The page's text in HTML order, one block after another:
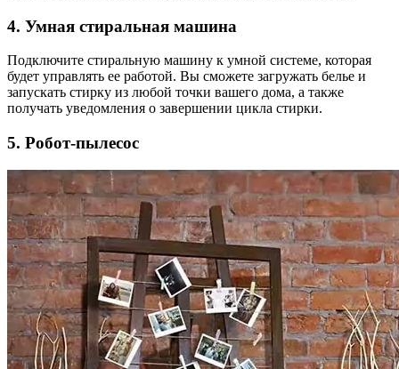
4. Умная стиральная машина
Подключите стиральную машину к умной системе, которая
будет управлять ее работой. Вы сможете загружать белье и
запускать стирку из любой точки вашего дома, а также
получать уведомления о завершении цикла стирки.
5. Робот-пылесос